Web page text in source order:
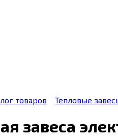
товаров Тепловые
завеса